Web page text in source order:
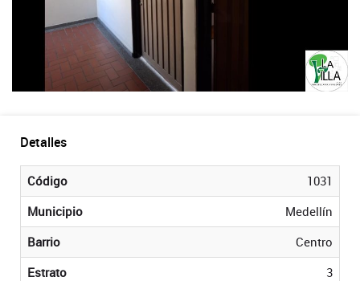
Detalles
Código
1031
Municipio
Medellín
Barrio
Centro
Estrato
3